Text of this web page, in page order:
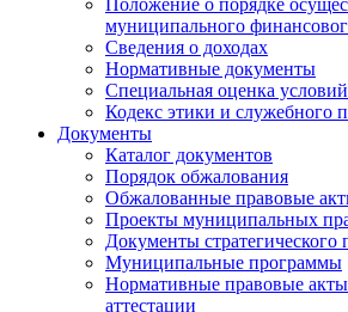
Положение о порядке
муниципального
Сведения о доходах
Нормативные документы
Специальная оценка условий
Кодекс этики и служебного
Документы
Каталог документов
Порядок обжалования
Обжалованные правовые
Проекты муниципальных
Документы стратегического
Муниципальные программы
Нормативные правовые
аттестации